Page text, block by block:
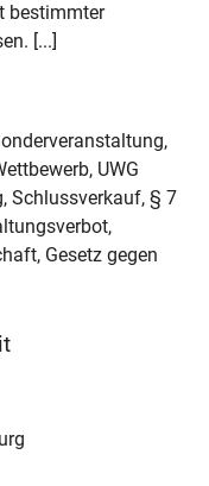
bestimmter
[...]
UWG
Schlussverkauf, § 7
Gesetz gegen